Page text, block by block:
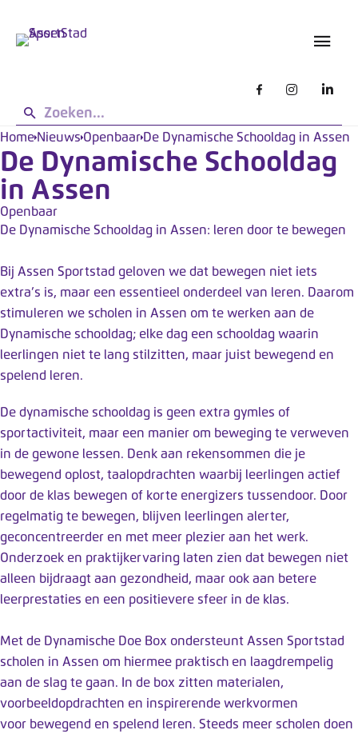
d
e
z
e
s
m
t
e
e
o
g
n
e
k
e
n
Home Nieuws Openbaar De Dynamische Schooldag in Assen
De Dynamische Schooldag
in Assen
Openbaar
De Dynamische Schooldag in Assen: leren door te bewegen
Bij Assen Sportstad geloven we dat bewegen niet iets
extra’s is, maar een essentieel onderdeel van leren. Daarom
stimuleren we scholen in Assen om te werken aan de
Dynamische schooldag; elke dag een schooldag waarin
leerlingen niet te lang stilzitten, maar juist bewegend en
spelend leren.
De dynamische schooldag is geen extra gymles of
sportactiviteit, maar een manier om beweging te verweven
in de gewone lessen. Denk aan rekensommen die je
bewegend oplost, taalopdrachten waarbij leerlingen actief
door de klas bewegen of korte energizers tussendoor. Door
regelmatig te bewegen, blijven leerlingen alerter,
geconcentreerder en met meer plezier aan het werk.
Onderzoek en praktijkervaring laten zien dat bewegen niet
alleen bijdraagt aan gezondheid, maar ook aan betere
leerprestaties en een positievere sfeer in de klas.
Met de Dynamische Doe Box ondersteunt Assen Sportstad
scholen in Assen om hiermee praktisch en laagdrempelig
aan de slag te gaan. In de box zitten materialen,
voorbeeldopdrachten en inspirerende werkvormen
voor bewegend en spelend leren. Steeds meer scholen doen